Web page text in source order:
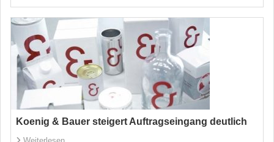
Koenig & Bauer steigert Auftragseingang deutlich